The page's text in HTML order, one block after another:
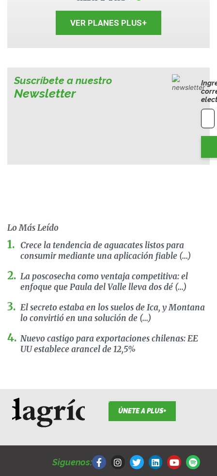
VER PLANES PLUS+
Suscríbete a nuestro
Newsletter
Lo Más Leído
Crece la tendencia de aguacates listos para
consumir mediante una aplicación fiable (...)
La poscosecha como ventaja competitiva: el
enfoque que Paula del Valle lleva dos dé (...)
El secreto estaba en los suelos de Ica, y Montana
lo convirtió en una solución de (...)
Nuevo castigo para exportaciones chilenas: EE
UU establece arancel de 12,5%
ÚNETE A PLUS+
Siguenos:
a
c
n
s
w
i
i
n
o
u
p
o